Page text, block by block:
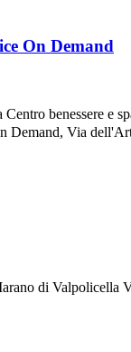
On Demand
Centro benessere e
Demand, Via
di Valpolicella